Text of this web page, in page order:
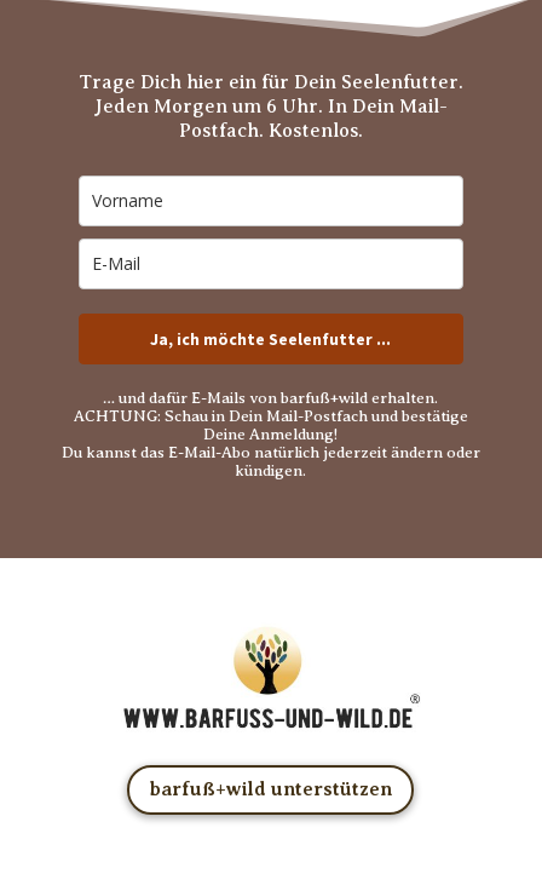
Trage Dich hier ein für Dein Seelenfutter.
Jeden Morgen um 6 Uhr. In Dein Mail-
Postfach. Kostenlos.
Ja, ich möchte Seelenfutter ...
… und dafür E-Mails von barfuß+wild erhalten.
ACHTUNG: Schau in Dein Mail-Postfach und bestätige
Deine Anmeldung!
Du kannst das E-Mail-Abo natürlich jederzeit ändern oder
kündigen.
barfuß+wild unterstützen